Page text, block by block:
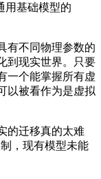
用基础模型的
不同物理参数的
到现实世界。只要
一个能掌握所有虚
以被看作为是虚拟
迁移真的太难
，现有模型未能